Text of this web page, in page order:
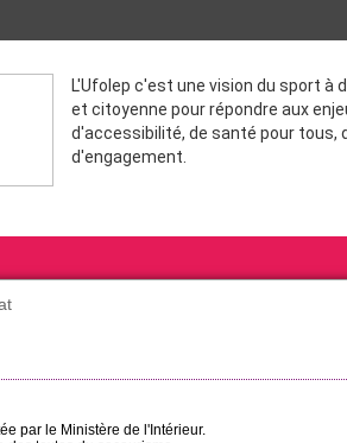
L'Ufolep c'est une vision du sport à
et citoyenne pour répondre aux
d'accessibilité, de santé pour tous,
d'engagement.
par le Ministère de l'Intérieur.